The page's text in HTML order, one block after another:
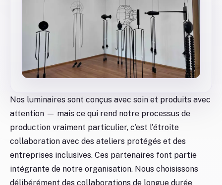
Nos luminaires sont conçus avec soin et produits avec
attention — mais ce qui rend notre processus de
production vraiment particulier, c'est l'étroite
collaboration avec des ateliers protégés et des
entreprises inclusives. Ces partenaires font partie
intégrante de notre organisation. Nous choisissons
délibérément des collaborations de longue durée